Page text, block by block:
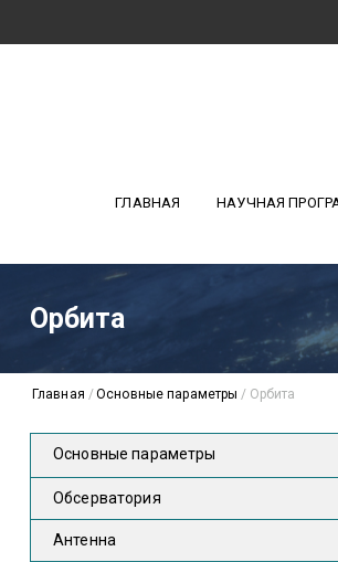
ГЛАВНАЯ НАУЧНАЯ
Орбита
Главная /Основные параметры / Орбита
Основные параметры
Обсерватория
Антенна